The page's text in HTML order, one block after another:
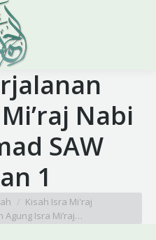
Nabi
SAW
1
Kisah Isra Mi'raj
Agung Isra Mi’raj…